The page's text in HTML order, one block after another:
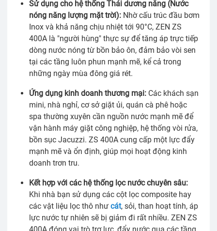
Sử dụng cho hệ thống Thái dương năng (Nước
nóng năng lượng mặt trời): Nhờ cấu trúc đầu bơm
Inox và khả năng chịu nhiệt tới 90°C, ZEN ZS
400A là "người hùng" thực sự để tăng áp trực tiếp
dòng nước nóng từ bồn bảo ôn, đảm bảo vòi sen
tại các tầng luôn phun mạnh mẽ, kể cả trong
những ngày mùa đông giá rét.
Ứng dụng kinh doanh thương mại: Các khách sạn
mini, nhà nghỉ, cơ sở giặt ủi, quán cà phê hoặc
spa thường xuyên cần nguồn nước mạnh mẽ để
vận hành máy giặt công nghiệp, hệ thống vòi rửa,
bồn sục Jacuzzi. ZS 400A cung cấp một lực đẩy
mạnh mẽ và ổn định, giúp mọi hoạt động kinh
doanh trơn tru.
Kết hợp với các hệ thống lọc nước chuyên sâu:
Khi nhà bạn sử dụng các cột lọc composite hay
các vật liệu lọc thô như cát, sỏi, than hoạt tính, áp
lực nước tự nhiên sẽ bị giảm đi rất nhiều. ZEN ZS